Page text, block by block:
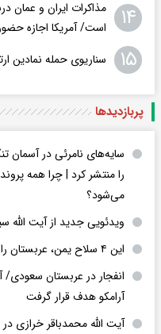
۱۴
مذاکرات ایران و عمان
است/ آمریکا اجازه
۱۵ سناریوی حمله نمادین
پربازدید‌ها
سایه‌های نامرئی در آسمان
را منتشر کرد | چرا همه
می‌شود؟
ویدئویی جدید از آیت الله
این ۴ سلاح یمن، عربستان را به خاک و خون می کشد
انفجار در عربستان سعودی/
آرامکو هدف قرار گرفت
آیت الله محمدباقر خرازی